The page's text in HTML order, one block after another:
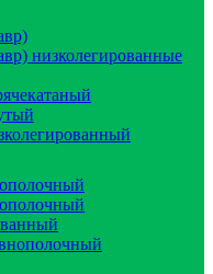
низколегированные